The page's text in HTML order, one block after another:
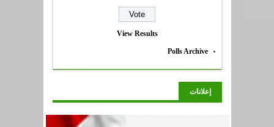
View Results
Polls Archive
إعلانات